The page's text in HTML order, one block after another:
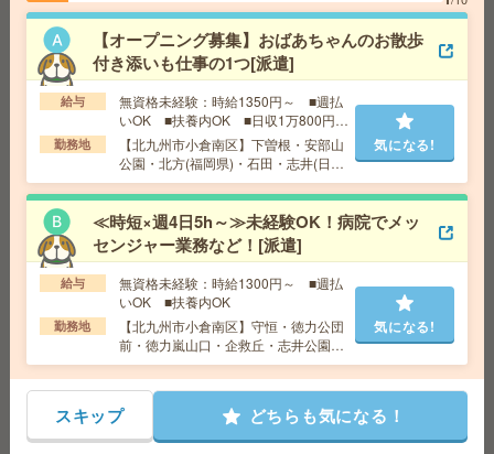
【100名募集！＊週3からOK】健康診断の結果入力のお仕
事[派遣]
給 与 1600～1800 ★日払い・給与前払いOK
交通費 別途支給有
勤務地 天神駅より徒歩3分
気になる!
正社員予定＊賞与年2回＊未経験者歓迎＊基本17時45分ま
で[正社員への紹介予定派遣]
給 与
50円～ ■給与の前払いが可能な速払いサービスあり
交通費 交通費支給あり
勤務地 鹿児島県鹿児島市 鹿児島本線 鹿児島中央駅
気になる!
《単発1日OK！日払い可》＊チラシのモクモクシール貼
り[派遣]
【オープニング募集】おばあちゃんのお散歩
付き添いも仕事の1つ[派遣]
給与
無資格未経験：時給1350円～ ■週払
いOK ■扶養内OK ■日収1万800円以
上
勤務地
【北九州市小倉南区】下曽根・安部山
公園・北方(福岡県)・石田・志井(日田
彦山線)など勤務地多数！
気になる!
≪時短×週4日5h～≫未経験OK！病院でメッ
センジャー業務など！[派遣]
給与
無資格未経験：時給1300円～ ■週払
いOK ■扶養内OK
勤務地
【北九州市小倉南区】守恒・徳力公団
前・徳力嵐山口・企救丘・志井公園な
ど勤務地多数！
気になる!
スキップ どちらも気になる！